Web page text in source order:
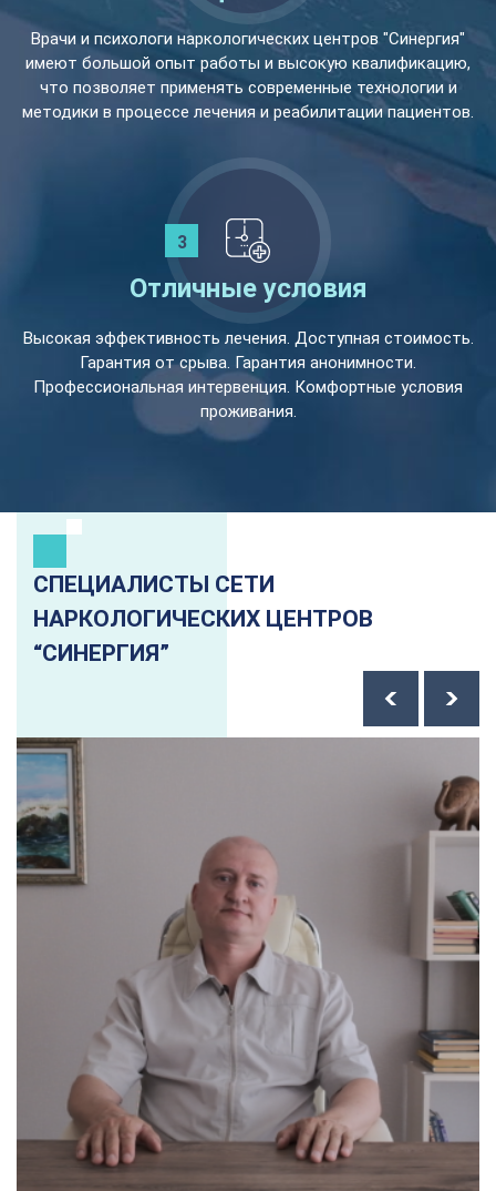
Врачи и психологи наркологических центров "Синергия"
имеют большой опыт работы и высокую квалификацию,
что позволяет применять современные технологии и
методики в процессе лечения и реабилитации пациентов.
Отличные условия
Высокая эффективность лечения. Доступная стоимость.
Гарантия от срыва. Гарантия анонимности.
Профессиональная интервенция. Комфортные условия
проживания.
СПЕЦИАЛИСТЫ СЕТИ
НАРКОЛОГИЧЕСКИХ ЦЕНТРОВ
“СИНЕРГИЯ”